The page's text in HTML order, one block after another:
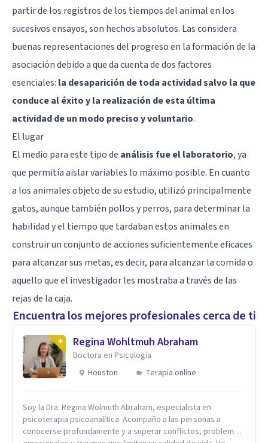
partir de los registros de los tiempos del animal en los
sucesivos ensayos, son hechos absolutos. Las considera
buenas representaciones del progreso en la formación de la
asociación debido a que da cuenta de dos factores
esenciales: la desaparición de toda actividad salvo la que
conduce al éxito y la realización de esta última
actividad de un modo preciso y voluntario.
El lugar
El medio para este tipo de análisis fue el laboratorio, ya
que permitía aislar variables lo máximo posible. En cuanto
a los animales objeto de su estudio, utilizó principalmente
gatos, aunque también pollos y perros, para determinar la
habilidad y el tiempo que tardaban estos animales en
construir un conjunto de acciones suficientemente eficaces
para alcanzar sus metas, es decir, para alcanzar la comida o
aquello que el investigador les mostraba a través de las
rejas de la caja.
Encuentra los mejores profesionales cerca de ti
Regina Wohltmuh Abraham
Doctora en Psicología
Houston
Terapia online
Soy la Dra. Regina Wolmuth Abraham, especialista en
psicoterapia psicoanalítica. Acompaño a las personas a
conocerse profundamente y a superar conflictos, problemas